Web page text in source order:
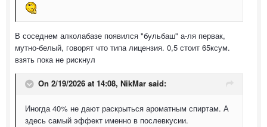
В соседнем алколабазе появился "бульбаш" а-ля первак,
мутно-белый, говорят что типа лицензия. 0,5 стоит 65ксум.
взять пока не рискнул
On 2/19/2026 at 14:08, NikMar said:
Иногда 40% не дают раскрыться ароматным спиртам. А
здесь самый эффект именно в послевкусии.